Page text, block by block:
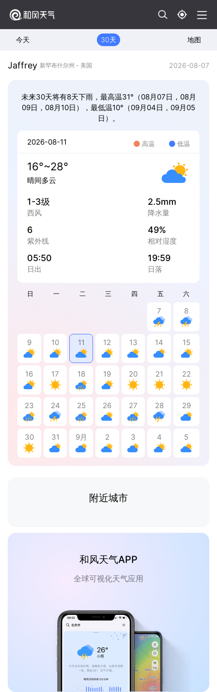
今天 30天 地图
Jaffrey 新罕布什尔州 - 美国 2026-08-07
未来30天将有8天下雨，最高温31°（08月07日，08月
09日，08月10日），最低温10°（09月04日，09月05
日）。
日 一 二 三 四 五 六
7 8
9 10 11 12 13 14 15
16 17 18 19 20 21 22
23 24 25 26 27 28 29
30 31 9月 2 3 4 5
2026-08-11 高温 低温
16°~28°
晴间多云
1-3级
西风
2.5mm
降水量
6
紫外线
49%
相对湿度
05:50
日出
19:59
日落
附近城市
和风天气APP
全球可视化天气应用